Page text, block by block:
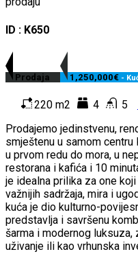
ID : K650
Prodaja 1,250,000€ -
220 m2 4 5
Prodajemo jedinstvenu,
smještenu u samom
u prvom redu do mora, u
restorana i kafića i 10
je idealna prilika za one
važnijih sadržaja, mira i
kuća je dio kulturno-
predstavlja i savršenu
šarma i modernog
uživanje ili kao vrhunska